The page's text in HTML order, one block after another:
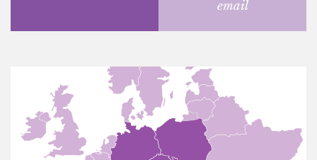
email